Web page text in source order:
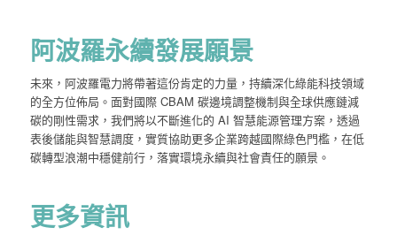
阿波羅永續發展願景
未來，阿波羅電力將帶著這份肯定的力量，持續深化綠能科技領域
的全方位佈局。面對國際 CBAM 碳邊境調整機制與全球供應鏈減
碳的剛性需求，我們將以不斷進化的 AI 智慧能源管理方案，透過
表後儲能與智慧調度，實質協助更多企業跨越國際綠色門檻，在低
碳轉型浪潮中穩健前行，落實環境永續與社會責任的願景。
更多資訊